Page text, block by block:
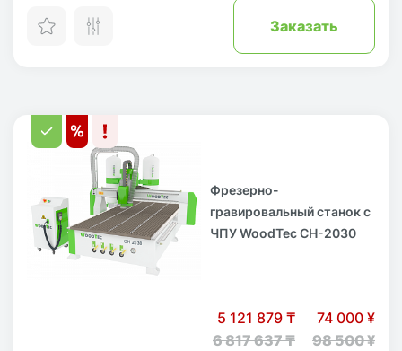
Заказать
Фрезерно-
гравировальный станок с
ЧПУ WoodTec CH-2030
5 121 879 ₸
6 817 637 ₸
74 000 ¥
98 500 ¥